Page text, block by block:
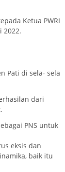
Ketua PWRI
2022.
Pati di sela- sela
dari
PNS untuk
eksis dan
baik itu